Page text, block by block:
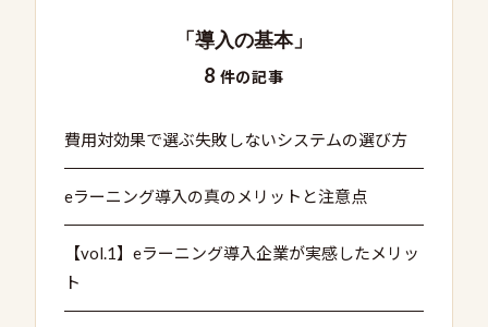
「導入の基本」
8 件の記事
費用対効果で選ぶ失敗しないシステムの選び方
eラーニング導入の真のメリットと注意点
【vol.1】eラーニング導入企業が実感したメリッ
ト